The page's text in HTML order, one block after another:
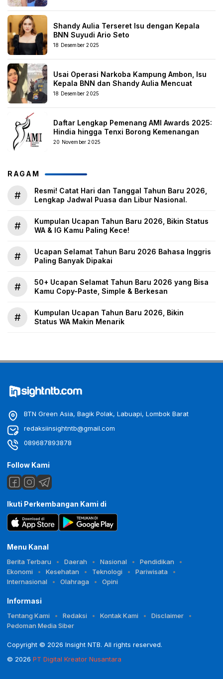
Shandy Aulia Terseret Isu dengan Kepala
BNN Suyudi Ario Seto
18 Desember 2025
Usai Operasi Narkoba Kampung Ambon, Isu
Kepala BNN dan Shandy Aulia Mencuat
18 Desember 2025
Daftar Lengkap Pemenang AMI Awards 2025:
Hindia hingga Tenxi Borong Kemenangan
20 November 2025
RAGAM
#
Resmi! Catat Hari dan Tanggal Tahun Baru 2026,
Lengkap Jadwal Puasa dan Libur Nasional.
#
Kumpulan Ucapan Tahun Baru 2026, Bikin Status
WA & IG Kamu Paling Kece!
#
Ucapan Selamat Tahun Baru 2026 Bahasa Inggris
Paling Banyak Dipakai
#
50+ Ucapan Selamat Tahun Baru 2026 yang Bisa
Kamu Copy-Paste, Simple & Berkesan
#
Kumpulan Ucapan Tahun Baru 2026, Bikin
Status WA Makin Menarik
BTN Green Asia, Bagik Polak, Labuapi, Lombok Barat
redaksiinsightntb@gmail.com
089687893878
Follow Kami
Ikuti Perkembangan Kami di
Menu Kanal
Berita Terbaru Daerah Nasional
Pendidikan
Ekonomi
Kesehatan Teknologi
Pariwisata
Internasional
Olahraga Opini
Informasi
Tentang Kami Redaksi Kontak Kami
Disclaimer
Pedoman Media Siber
Copyright © 2026 Insight NTB. All rights reserved.
© 2026 PT Digital Kreator Nusantara